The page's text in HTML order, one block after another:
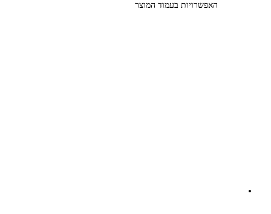
האפשרויות בעמוד המוצר